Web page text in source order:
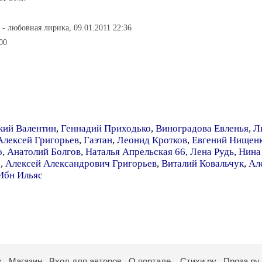
- любовная лирика, 09.01.2011 22:36
Валентин, Геннадий Приходько, Виноградова Евленья,
Григорьев, Гаэтан, Леонид Кротков, Евгений
, Анатолий Болгов, Наталья Апрельская 66, Лена Рудь, Нина
, Алексей Александрович Григорьев, Виталий Ковальчук,
Ильяс